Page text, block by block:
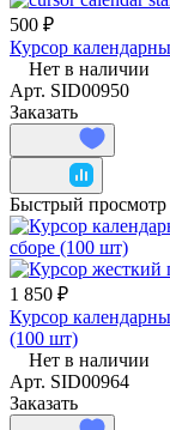
500 ₽
Курсор
Нет в наличии
Арт. SID00950
Заказать
Быстрый просмотр
1 850 ₽
Курсор
(100 шт)
Нет в наличии
Арт. SID00964
Заказать